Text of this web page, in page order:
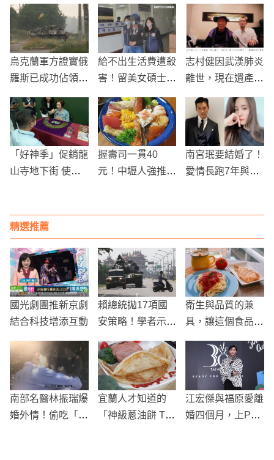
烏克蘭軍方證實俄
羅斯已成功佔領烏
給不出生活費遭殺
害！留美女碩士夥
屍」 母妹拒原
諒：淚求法官判死
志村健因武漢肺炎
離世，現在遺產分
「好神季」促銷龍
山寺地下街 使用
握壽司一貫40
元！中壢人強推
南宮珉要結婚了！
愛情長跑7年與模
精選推薦
國光劇團推新京劇
結合科技增添互動
賴總統拋17項國
安策略！學者示
「準戰爭時期」
衛生與品質的兼
具，讓這個食品代
家存糧必備的選擇
南部名醫林振瑞爆
婚外情！偷吃「小
宜蘭人才知道的
「神級蔥油餅 Top
江宏傑與福原愛離
婚四個月，上Pod